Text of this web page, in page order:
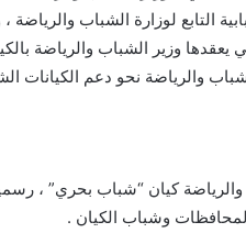
التابع لوزارة الشباب
يعقدها وزير الشباب والرياضة
والرياضة نحو دعم الكيانات
كيان “شباب بحري” ،
وشباب الكيان .